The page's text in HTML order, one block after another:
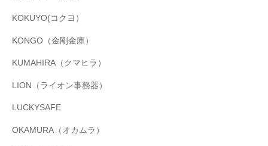
KOKUYO(コクヨ）
KONGO（金剛金庫）
KUMAHIRA（クマヒラ）
LION（ライオン事務器）
LUCKYSAFE
OKAMURA（オカムラ）